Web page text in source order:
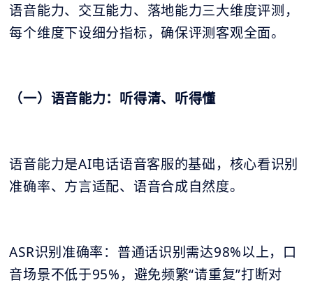
语音能力、交互能力、落地能力三大维度评测，
每个维度下设细分指标，确保评测客观全面。
（一）语音能力：听得清、听得懂
语音能力是AI电话语音客服的基础，核心看识别
准确率、方言适配、语音合成自然度。
ASR识别准确率：普通话识别需达98%以上，口
音场景不低于95%，避免频繁“请重复”打断对